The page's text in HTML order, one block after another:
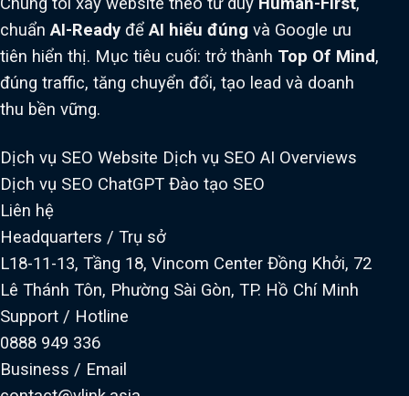
chuẩnAI-Ready đểAI hiểu đúng và Google ưu
tiên hiển thị. Mục tiêu cuối: trở thành Top Of Mind,
đúng traffic, tăng chuyển đổi, tạo lead và doanh
thu bền vững.
Dịch vụ SEO Website Dịch vụ SEO AI Overviews
Dịch vụ SEO ChatGPT Đào tạo SEO
Liên hệ
Headquarters / Trụ sở
L18-11-13, Tầng 18, Vincom Center Đồng Khởi, 72
Lê Thánh Tôn, Phường Sài Gòn, TP. Hồ Chí Minh
Support / Hotline
0888 949 336
Business / Email